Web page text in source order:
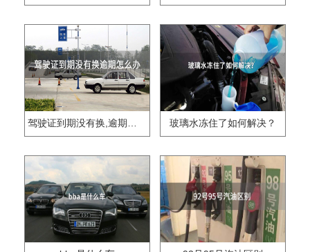
驾驶证到期没有换,逾期怎么办?? 玻璃水冻住了如何解决？